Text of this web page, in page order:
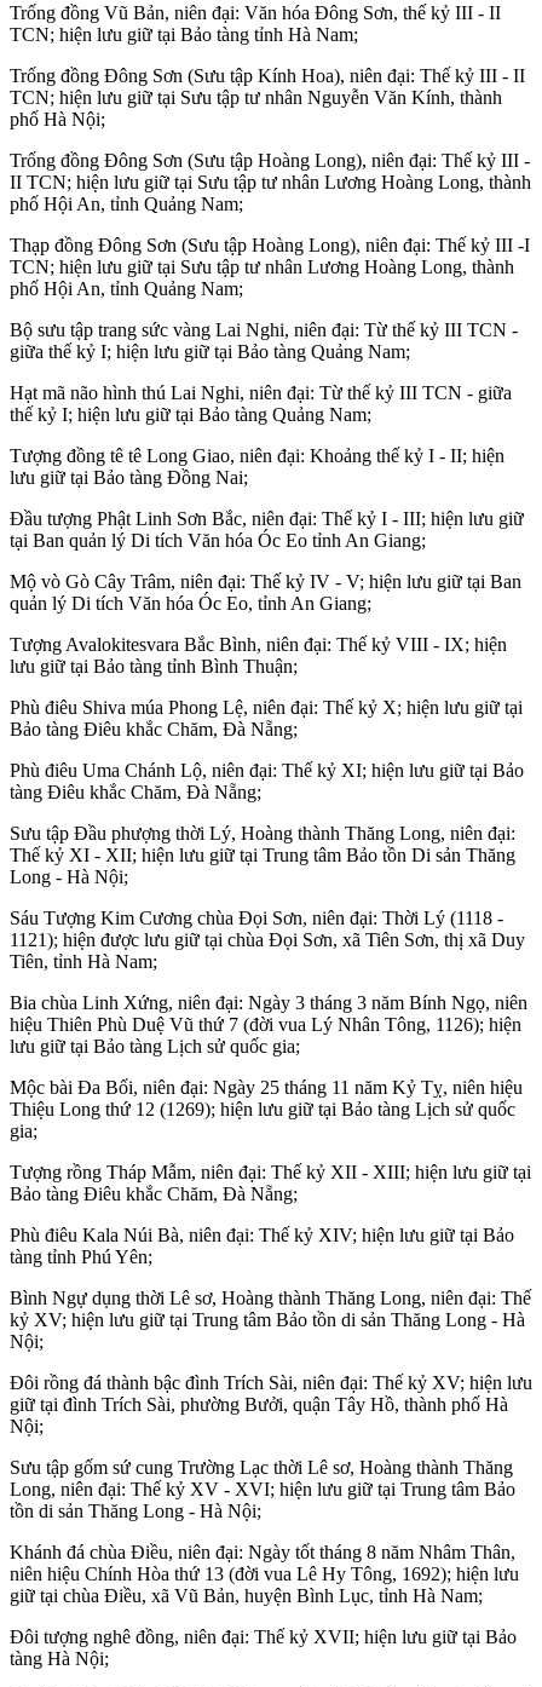
Trống đồng Vũ Bản, niên đại: Văn hóa Đông Sơn, thế kỷ III - II
TCN; hiện lưu giữ tại Bảo tàng tỉnh Hà Nam;
Trống đồng Đông Sơn (Sưu tập Kính Hoa), niên đại: Thế kỷ III - II
TCN; hiện lưu giữ tại Sưu tập tư nhân Nguyễn Văn Kính, thành
phố Hà Nội;
Trống đồng Đông Sơn (Sưu tập Hoàng Long), niên đại: Thế kỷ III -
II TCN; hiện lưu giữ tại Sưu tập tư nhân Lương Hoàng Long, thành
phố Hội An, tỉnh Quảng Nam;
Thạp đồng Đông Sơn (Sưu tập Hoàng Long), niên đại: Thế kỷ III -I
TCN; hiện lưu giữ tại Sưu tập tư nhân Lương Hoàng Long, thành
phố Hội An, tỉnh Quảng Nam;
Bộ sưu tập trang sức vàng Lai Nghi, niên đại: Từ thế kỷ III TCN -
giữa thế kỷ I; hiện lưu giữ tại Bảo tàng Quảng Nam;
Hạt mã não hình thú Lai Nghi, niên đại: Từ thế kỷ III TCN - giữa
thế kỷ I; hiện lưu giữ tại Bảo tàng Quảng Nam;
Tượng đồng tê tê Long Giao, niên đại: Khoảng thế kỷ I - II; hiện
lưu giữ tại Bảo tàng Đồng Nai;
Đầu tượng Phật Linh Sơn Bắc, niên đại: Thế kỷ I - III; hiện lưu giữ
tại Ban quản lý Di tích Văn hóa Óc Eo tỉnh An Giang;
Mộ vò Gò Cây Trâm, niên đại: Thế kỷ IV - V; hiện lưu giữ tại Ban
quản lý Di tích Văn hóa Óc Eo, tỉnh An Giang;
Tượng Avalokitesvara Bắc Bình, niên đại: Thế kỷ VIII - IX; hiện
lưu giữ tại Bảo tàng tỉnh Bình Thuận;
Phù điêu Shiva múa Phong Lệ, niên đại: Thế kỷ X; hiện lưu giữ tại
Bảo tàng Điêu khắc Chăm, Đà Nẵng;
Phù điêu Uma Chánh Lộ, niên đại: Thế kỷ XI; hiện lưu giữ tại Bảo
tàng Điêu khắc Chăm, Đà Nẵng;
Sưu tập Đầu phượng thời Lý, Hoàng thành Thăng Long, niên đại:
Thế kỷ XI - XII; hiện lưu giữ tại Trung tâm Bảo tồn Di sản Thăng
Long - Hà Nội;
Sáu Tượng Kim Cương chùa Đọi Sơn, niên đại: Thời Lý (1118 -
1121); hiện được lưu giữ tại chùa Đọi Sơn, xã Tiên Sơn, thị xã Duy
Tiên, tỉnh Hà Nam;
Bia chùa Linh Xứng, niên đại: Ngày 3 tháng 3 năm Bính Ngọ, niên
hiệu Thiên Phù Duệ Vũ thứ 7 (đời vua Lý Nhân Tông, 1126); hiện
lưu giữ tại Bảo tàng Lịch sử quốc gia;
Mộc bài Đa Bối, niên đại: Ngày 25 tháng 11 năm Kỷ Tỵ, niên hiệu
Thiệu Long thứ 12 (1269); hiện lưu giữ tại Bảo tàng Lịch sử quốc
gia;
Tượng rồng Tháp Mẫm, niên đại: Thế kỷ XII - XIII; hiện lưu giữ tại
Bảo tàng Điêu khắc Chăm, Đà Nẵng;
Phù điêu Kala Núi Bà, niên đại: Thế kỷ XIV; hiện lưu giữ tại Bảo
tàng tỉnh Phú Yên;
Bình Ngự dụng thời Lê sơ, Hoàng thành Thăng Long, niên đại: Thế
kỷ XV; hiện lưu giữ tại Trung tâm Bảo tồn di sản Thăng Long - Hà
Nội;
Đôi rồng đá thành bậc đình Trích Sài, niên đại: Thế kỷ XV; hiện lưu
giữ tại đình Trích Sài, phường Bưởi, quận Tây Hồ, thành phố Hà
Nội;
Sưu tập gốm sứ cung Trường Lạc thời Lê sơ, Hoàng thành Thăng
Long, niên đại: Thế kỷ XV - XVI; hiện lưu giữ tại Trung tâm Bảo
tồn di sản Thăng Long - Hà Nội;
Khánh đá chùa Điều, niên đại: Ngày tốt tháng 8 năm Nhâm Thân,
niên hiệu Chính Hòa thứ 13 (đời vua Lê Hy Tông, 1692); hiện lưu
giữ tại chùa Điều, xã Vũ Bản, huyện Bình Lục, tỉnh Hà Nam;
Đôi tượng nghê đồng, niên đại: Thế kỷ XVII; hiện lưu giữ tại Bảo
tàng Hà Nội;